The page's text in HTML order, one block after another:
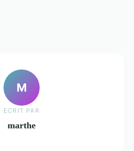
M
ECRIT PAR
marthe